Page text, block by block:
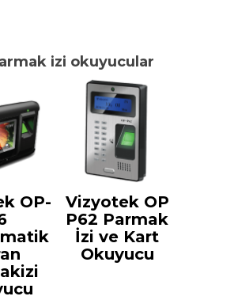
izi okuyucular
OP-
Vizyotek OP
P62 Parmak
İzi ve Kart
Okuyucu